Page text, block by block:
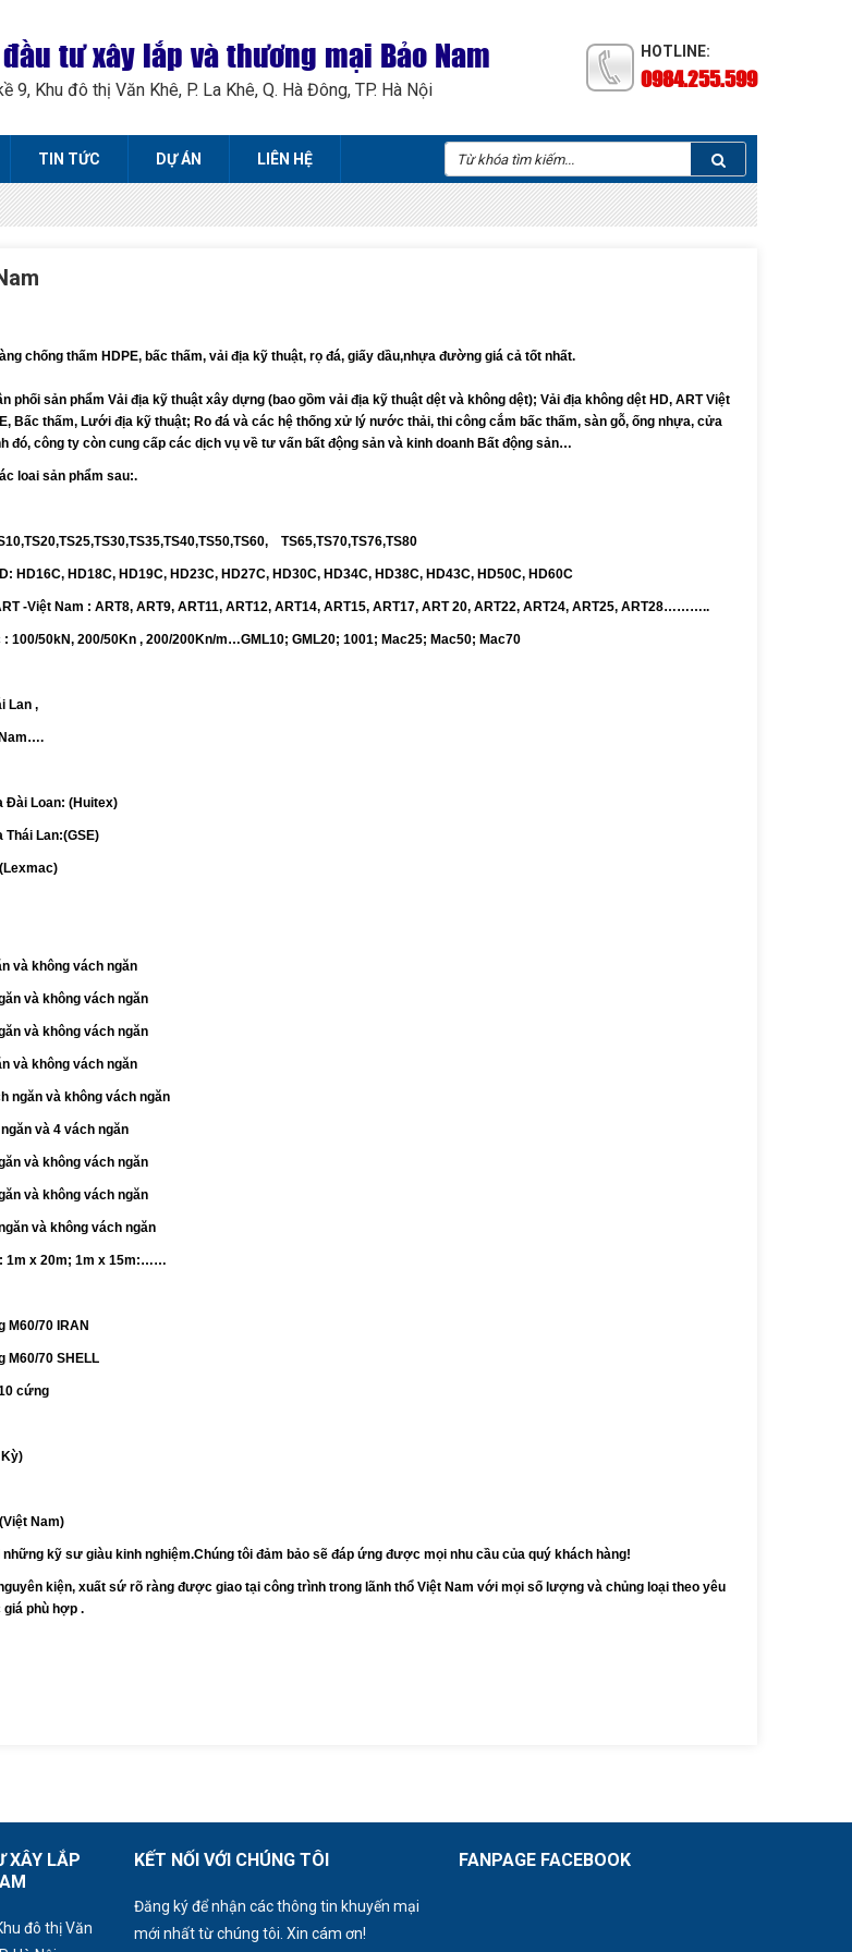
đầu tư xây lắp và thương mại Bảo Nam
9, Khu đô thị Văn Khê, P. La Khê, Q. Hà Đông, TP. Hà Nội
HOTLINE:
0984.255.599
TIN TỨC DỰ ÁN LIÊN HỆ
chống thấm HDPE, bấc thấm, vải địa kỹ thuật, rọ đá, giấy dầu,nhựa đường giá cả tốt nhất.
phối sản phẩm Vải địa kỹ thuật xây dựng (bao gồm vải địa kỹ thuật dệt và không dệt); Vải địa không dệt HD, ART Việt
Bấc thấm, Lưới địa kỹ thuật; Ro đá và các hệ thống xử lý nước thải, thi công cắm bấc thấm, sàn gỗ, ống nhựa, cửa
đó, công ty còn cung cấp các dịch vụ về tư vấn bất động sản và kinh doanh Bất động sản…
loai sản phẩm sau:.
TS65,TS70,TS76,TS80
HD16C, HD18C, HD19C, HD23C, HD27C, HD30C, HD34C, HD38C, HD43C, HD50C, HD60C
-Việt Nam : ART8, ART9, ART11, ART12, ART14, ART15, ART17, ART 20, ART22, ART24, ART25, ART28………..
100/50kN, 200/50Kn , 200/200Kn/m…GML10; GML20; 1001; Mac25; Mac50; Mac70
Lan ,
Đài Loan: (Huitex)
Thái Lan:(GSE)
và không vách ngăn
và không vách ngăn
và không vách ngăn
và không vách ngăn
ngăn và không vách ngăn
và 4 vách ngăn
và không vách ngăn
và không vách ngăn
và không vách ngăn
1m x 20m; 1m x 15m:……
M60/70 IRAN
M60/70 SHELL
cứng
Kỳ)
Nam)
kỹ sư giàu kinh nghiệm.Chúng tôi đảm bảo sẽ đáp ứng được mọi nhu cầu của quý khách hàng!
kiện, xuất sứ rõ ràng được giao tại công trình trong lãnh thổ Việt Nam với mọi số lượng và chủng loại theo yêu
phù hợp .
XÂY LẮP
đô thị Văn
KẾT NỐI VỚI CHÚNG TÔI
Đăng ký để nhận các thông tin khuyến mại
mới nhất từ chúng tôi. Xin cám ơn!
FANPAGE FACEBOOK